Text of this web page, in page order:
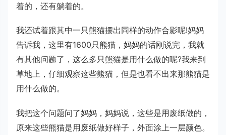
着的，还有躺着的。
我还试着跟其中一只熊猫摆出同样的动作合影呢!妈妈
告诉我，这里有1600只熊猫，妈妈的话刚说完，我就
有其他问题了，这么多只熊猫是用什么做的呢?我来到
草地上，仔细观察这些熊猫，但是也看不出来那熊猫是
用什么做的。
我把这个问题问了妈妈，妈妈说，这些是用废纸做的，
原来这些熊猫是用废纸做好样子，外面涂上一层颜色。